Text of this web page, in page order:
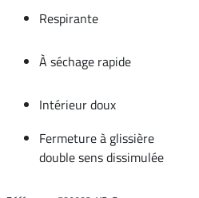
Respirante
À séchage rapide
Intérieur doux
Fermeture à glissière
double sens dissimulée